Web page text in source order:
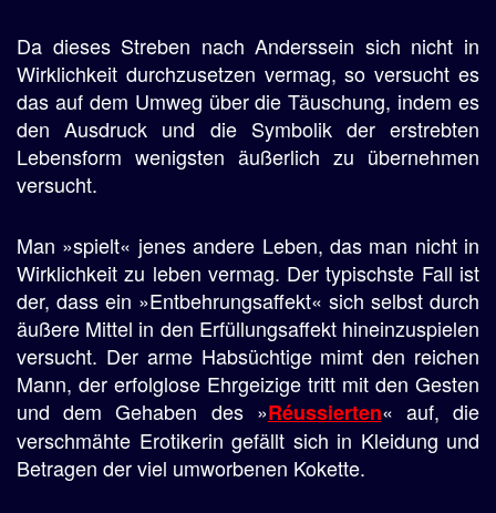
Da dieses Streben nach Anderssein sich nicht in
Wirklichkeit durchzusetzen vermag, so versucht es
das auf dem Umweg über die Täuschung, indem es
den Ausdruck und die Symbolik der erstrebten
Lebensform wenigsten äußerlich zu übernehmen
versucht.
Man »spielt« jenes andere Leben, das man nicht in
Wirklichkeit zu leben vermag. Der typischste Fall ist
der, dass ein »Entbehrungsaffekt« sich selbst durch
äußere Mittel in den Erfüllungsaffekt hineinzuspielen
versucht. Der arme Habsüchtige mimt den reichen
Mann, der erfolglose Ehrgeizige tritt mit den Gesten
und dem Gehaben des »Réussierten« auf, die
verschmähte Erotikerin gefällt sich in Kleidung und
Betragen der viel umworbenen Kokette.